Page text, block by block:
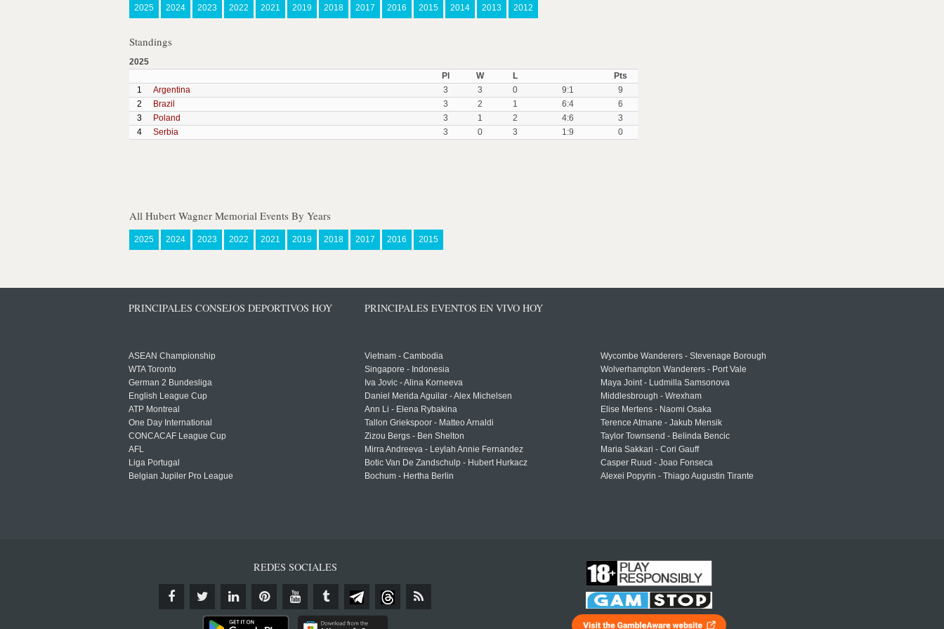
2025 2024 2023 2022 2021 2019 2018 2017 2016 2015 2014 2013 2012
Standings
2025
Pl
W L
Pts
1
Argentina 3 3 0 9:1
9
2
Brazil 3 2 1 6:4
6
3
Poland 3 1 2 4:6
3
4
Serbia 3 0 3 1:9 0
All Hubert Wagner Memorial Events By Years
2025 2024 2023 2022 2021 2019 2018 2017 2016 2015
PRINCIPALES CONSEJOS DEPORTIVOS HOY
ASEAN Championship
WTA Toronto
German 2 Bundesliga
English League Cup
ATP Montreal
One Day International
CONCACAF League Cup
AFL
Liga Portugal
Belgian Jupiler Pro League
PRINCIPALES EVENTOS EN VIVO HOY
Vietnam - Cambodia
Singapore - Indonesia
Iva Jovic - Alina Korneeva
Daniel Merida Aguilar - Alex Michelsen
Ann Li - Elena Rybakina
Tallon Griekspoor - Matteo Arnaldi
Zizou Bergs - Ben Shelton
Mirra Andreeva - Leylah Annie Fernandez
Botic Van De Zandschulp - Hubert Hurkacz
Bochum - Hertha Berlin
Wycombe Wanderers - Stevenage Borough
Wolverhampton Wanderers - Port Vale
Maya Joint - Ludmilla Samsonova
Middlesbrough - Wrexham
Elise Mertens - Naomi Osaka
Terence Atmane - Jakub Mensik
Taylor Townsend - Belinda Bencic
Maria Sakkari - Cori Gauff
Casper Ruud - Joao Fonseca
Alexei Popyrin - Thiago Augustin Tirante
REDES SOCIALES